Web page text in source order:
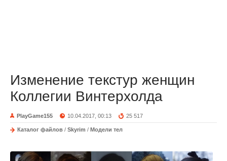
Изменение текстур женщин
Коллегии Винтерхолда
PlayGame155 10.04.2017, 00:13 25 517
Каталог файлов / Skyrim / Модели тел